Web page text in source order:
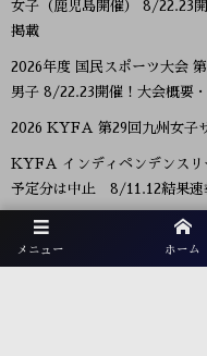
メニュー ホーム
女子（鹿児島開催） 8/22.23
掲載
2026年度 国民スポーツ大会
男子 8/22.23開催！大会概要
2026 KYFA 第29回九州女子
KYFA インディペンデンスリ
予定分は中止 8/11.12結果速
2026年度 KYFA第31回九州
鹿児島代表決定！佐賀8/9.11